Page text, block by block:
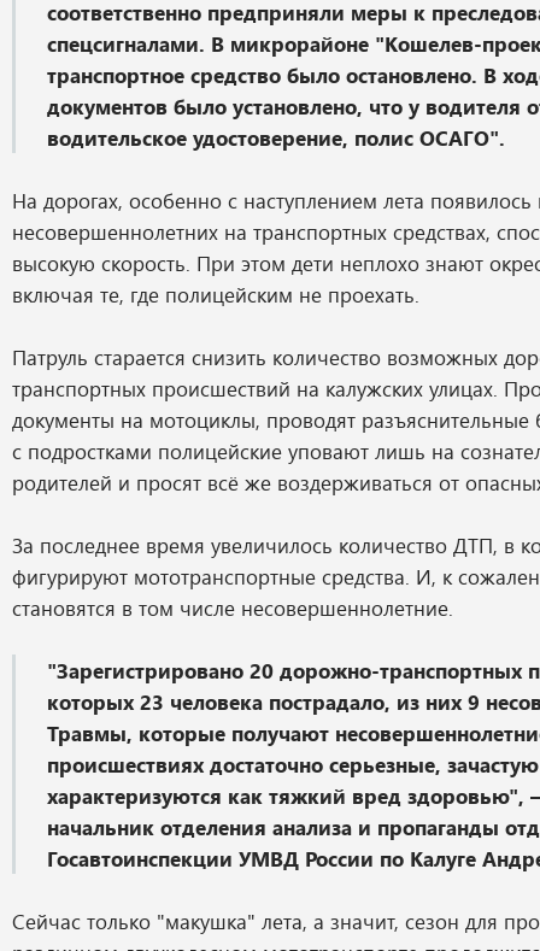
соответственно предприняли меры к
спецсигналами. В микрорайоне "Кошелев-
транспортное средство было остановлено. В
документов было установлено, что у водителя
водительское удостоверение, полис ОСАГО".
На дорогах, особенно с наступлением лета
несовершеннолетних на транспортных средствах,
высокую скорость. При этом дети неплохо знают
включая те, где полицейским не проехать.
Патруль старается снизить количество возможных
транспортных происшествий на калужских улицах.
документы на мотоциклы, проводят разъяснительные
с подростками полицейские уповают лишь на
родителей и просят всё же воздерживаться от
За последнее время увеличилось количество ДТП, в
фигурируют мототранспортные средства. И, к
становятся в том числе несовершеннолетние.
"Зарегистрировано 20 дорожно-транспортных
которых 23 человека пострадало, из них 9
Травмы, которые получают
происшествиях достаточно серьезные, зачастую
характеризуются как тяжкий вред здоровью",
начальник отделения анализа и пропаганды
Госавтоинспекции УМВД России по Калуге
Сейчас только "макушка" лета, а значит, сезон для